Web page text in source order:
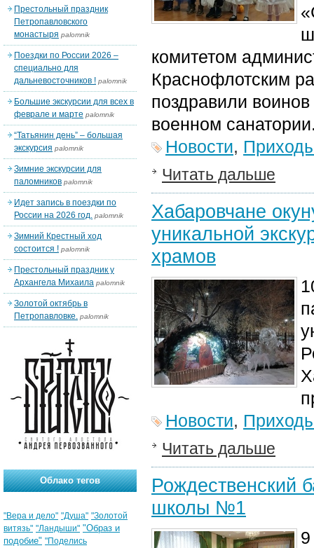
«
комитетом
Краснофлотским
поздравили
военном
Новости,
Читать дальше
Хабаровчане
уникальной
храмов
Новости,
Читать дальше
Рождественский
школы №1
Престольный праздник
Петропавловского
монастыря palomnik
Поездки по России 2026 –
специально для
дальневосточников ! palomnik
Большие экскурсии для всех в
феврале и марте palomnik
“Татьянин день” – большая
экскурсия palomnik
Зимние экскурсии для
паломников palomnik
Идет запись в поездки по
России на 2026 год. palomnik
Зимний Крестный ход
состоится ! palomnik
Престольный праздник у
Архангела Михаила palomnik
Золотой октябрь в
Петропавловке. palomnik
Облако тегов
"Вера и дело" "Душа" "Золотой
витязь" "Ландыши" "Образ и
подобие" "Поделись